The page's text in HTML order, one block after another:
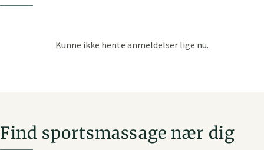
Find sportsmassage nær dig